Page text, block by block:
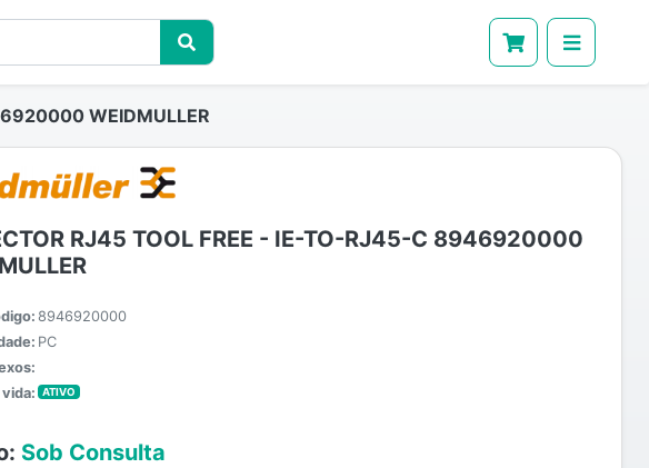
WEIDMULLER
RJ45 TOOL FREE - IE-TO-RJ45-C 8946920000
8946920000
PC
ATIVO
Sob Consulta